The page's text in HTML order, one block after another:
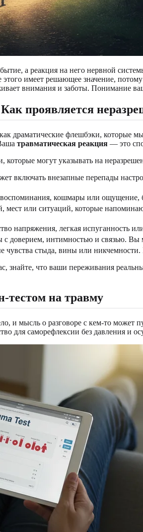
а реакция на него нервной
имеет решающее значение,
внимания и заботы. Понимание
проявляется
драматические флешбэки, которые
травматическая реакция — это
которые могут указывать на
включать внезапные перепады
кошмары или ощущение,
мест или ситуаций, которые
напряжения, легкая испуганность
доверием, интимностью и связью. Вы
чувства стыда, вины или
знайте, что ваши переживания
тестом на травму
и мысль о разговоре с кем-то может
для саморефлексии без давления